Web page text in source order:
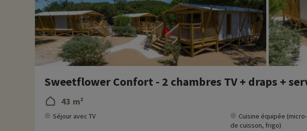
Sweetflower Confort - 2 chambres TV + draps +
43 m²
Séjour avec TV
Cuisine équipée
de cuisson, frigo)